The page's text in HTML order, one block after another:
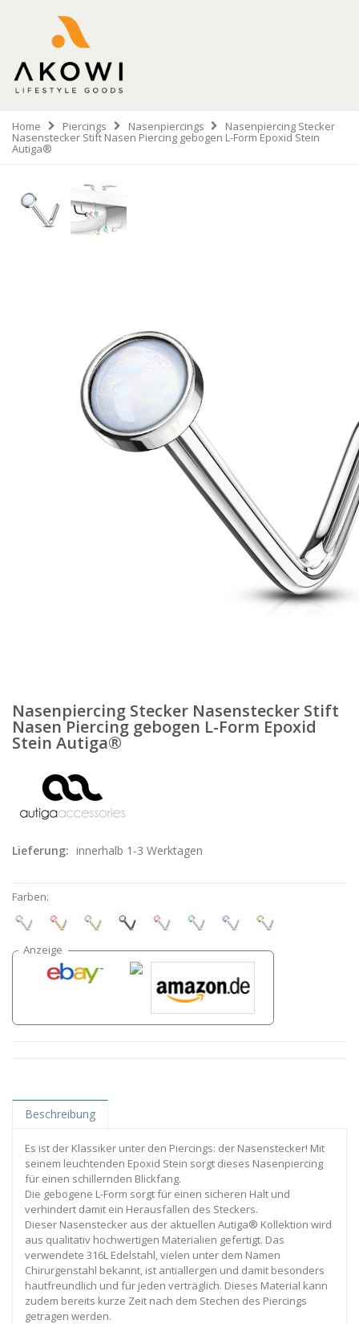
Home Piercings Nasenpiercings Nasenpiercing Stecker
Nasenstecker Stift Nasen Piercing gebogen L-Form Epoxid Stein
Autiga®
Nasenpiercing Stecker Nasenstecker Stift
Nasen Piercing gebogen L-Form Epoxid
Stein Autiga®
Lieferung: innerhalb 1-3 Werktagen
Farben:
Beschreibung
Es ist der Klassiker unter den Piercings: der Nasenstecker! Mit
seinem leuchtenden Epoxid Stein sorgt dieses Nasenpiercing
für einen schillernden Blickfang.
Die gebogene L-Form sorgt für einen sicheren Halt und
verhindert damit ein Herausfallen des Steckers.
Dieser Nasenstecker aus der aktuellen Autiga® Kollektion wird
aus qualitativ hochwertigen Materialien gefertigt. Das
verwendete 316L Edelstahl, vielen unter dem Namen
Chirurgenstahl bekannt, ist antiallergen und damit besonders
hautfreundlich und für jeden verträglich. Dieses Material kann
zudem bereits kurze Zeit nach dem Stechen des Piercings
getragen werden.